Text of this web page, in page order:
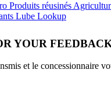
Produits réusinés
Lube Lookup
YOUR
et le concessionnaire
de culture
Et Ensemencement